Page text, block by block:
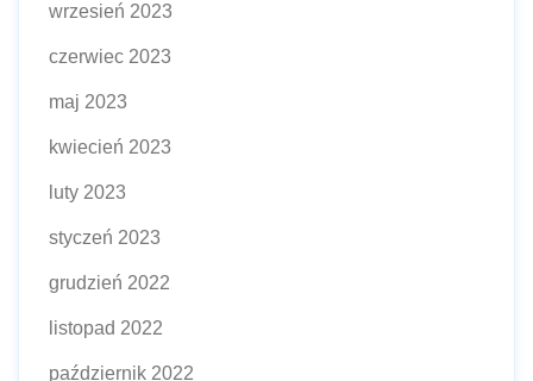
wrzesień 2023
czerwiec 2023
maj 2023
kwiecień 2023
luty 2023
styczeń 2023
grudzień 2022
listopad 2022
październik 2022